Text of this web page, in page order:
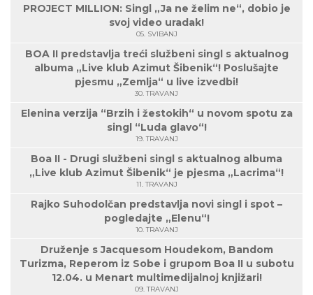
PROJECT MILLION: Singl „Ja ne želim ne“, dobio je
svoj video uradak!
05. SVIBANJ
BOA II predstavlja treći službeni singl s aktualnog
albuma „Live klub Azimut Šibenik“! Poslušajte
pjesmu „Zemlja“ u live izvedbi!
30. TRAVANJ
Elenina verzija “Brzih i žestokih“ u novom spotu za
singl “Luda glavo“!
19. TRAVANJ
Boa II - Drugi službeni singl s aktualnog albuma
„Live klub Azimut Šibenik“ je pjesma „Lacrima“!
11. TRAVANJ
Rajko Suhodolčan predstavlja novi singl i spot –
pogledajte „Elenu“!
10. TRAVANJ
Druženje s Jacquesom Houdekom, Bandom
Turizma, Reperom iz Sobe i grupom Boa II u subotu
12.04. u Menart multimedijalnoj knjižari!
09. TRAVANJ